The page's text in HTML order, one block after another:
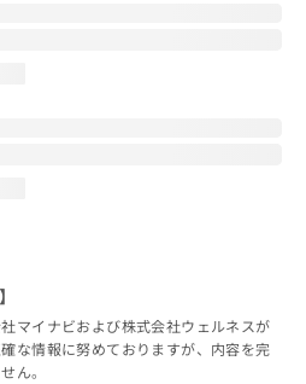
マイナビおよび株式会社ウェルネスが
な情報に努めておりますが、内容を完
ん。